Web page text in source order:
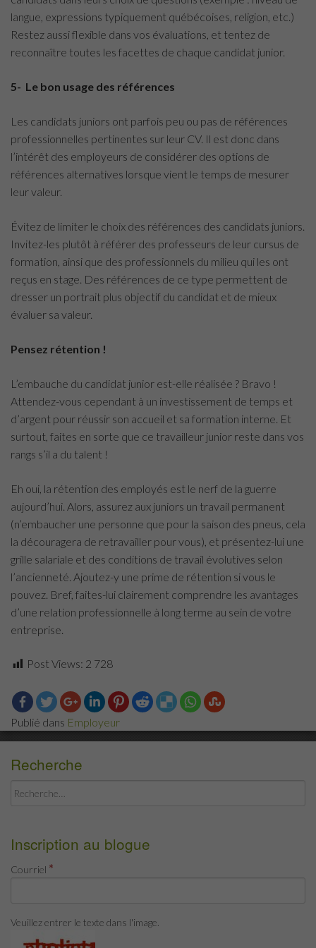
langue, expressions typiquement québécoises, religion, etc.)
Restez aussi flexible dans vos évaluations, et tentez de
reconnaître toutes les facettes de chaque candidat junior.
5- Le bon usage des références
Les candidats juniors ont parfois peu ou pas de références
professionnelles pertinentes sur leur CV. Il est donc dans
l’intérêt des employeurs de considérer des options de
références alternatives lorsque vient le temps de mesurer
leur valeur.
Évitez de limiter le choix des références des candidats juniors.
Invitez-les plutôt à référer des professeurs de leur cursus de
formation, ainsi que des professionnels du milieu qui les ont
reçus en stage. Des références de ce type permettent de
dresser un portrait plus objectif du candidat et de mieux
évaluer sa valeur.
Pensez rétention !
L’embauche du candidat junior est-elle réalisée ? Bravo !
Attendez-vous cependant à un investissement de temps et
d’argent pour réussir son accueil et sa formation interne. Et
surtout, faites en sorte que ce travailleur junior reste dans vos
rangs s’il a du talent !
Eh oui, la rétention des employés est le nerf de la guerre
aujourd’hui. Alors, assurez aux juniors un travail permanent
(n’embaucher une personne que pour la saison des pneus, cela
la découragera de retravailler pour vous), et présentez-lui une
grille salariale et des conditions de travail évolutives selon
l’ancienneté. Ajoutez-y une prime de rétention si vous le
pouvez. Bref, faites-lui clairement comprendre les avantages
d’une relation professionnelle à long terme au sein de votre
entreprise.
Post Views: 2 728
Publié dans Employeur
Recherche
Rechercher :
Inscription au blogue
Courriel *
Veuillez entrer le texte dans l'image.